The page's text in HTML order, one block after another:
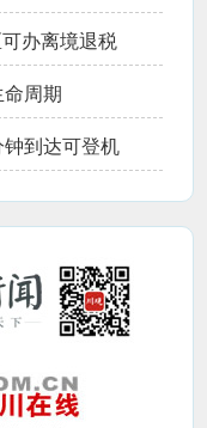
办离境退税
周期
到达可登机